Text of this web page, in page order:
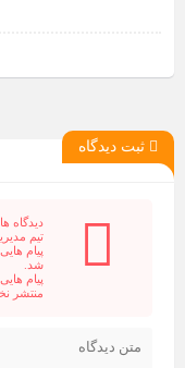
ثبت دیدگاه
دیدگاه
تیم
پیام
شد.
پیام
منتشر